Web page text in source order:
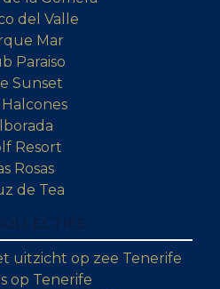
del Valle
Mar
Paraiso
Sunset
Halcones
Resort
Rosas
de Tea
uitzicht op zee Tenerife
op Tenerife